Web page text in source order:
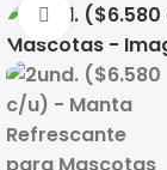
Click to